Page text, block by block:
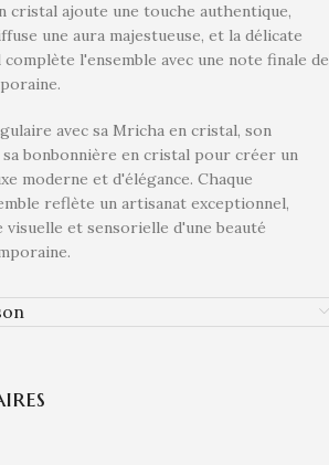
cristal ajoute une touche authentique,
une aura majestueuse, et la délicate
l'ensemble avec une note finale de
avec sa Mricha en cristal, son
bonbonnière en cristal pour créer un
moderne et d'élégance. Chaque
reflète un artisanat exceptionnel,
et sensorielle d'une beauté